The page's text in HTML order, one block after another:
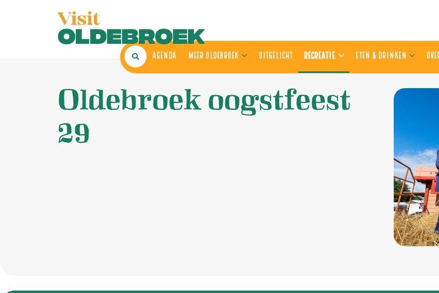
Oldebroek oogstfeest
29